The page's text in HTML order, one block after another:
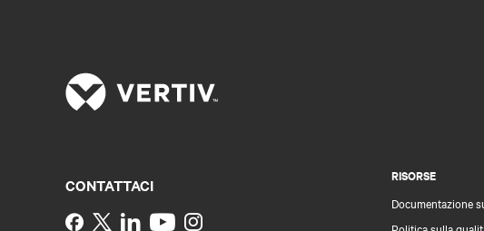
RISORSE
Documentazione
CONTATTACI
Instagram